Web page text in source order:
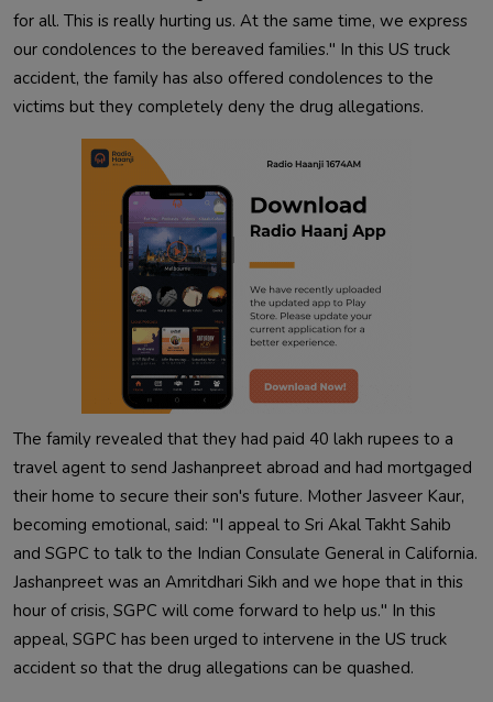
for all. This is really hurting us. At the same time, we express
our condolences to the bereaved families." In this US truck
accident, the family has also offered condolences to the
victims but they completely deny the drug allegations.
The family revealed that they had paid 40 lakh rupees to a
travel agent to send Jashanpreet abroad and had mortgaged
their home to secure their son's future. Mother Jasveer Kaur,
becoming emotional, said: "I appeal to Sri Akal Takht Sahib
and SGPC to talk to the Indian Consulate General in California.
Jashanpreet was an Amritdhari Sikh and we hope that in this
hour of crisis, SGPC will come forward to help us." In this
appeal, SGPC has been urged to intervene in the US truck